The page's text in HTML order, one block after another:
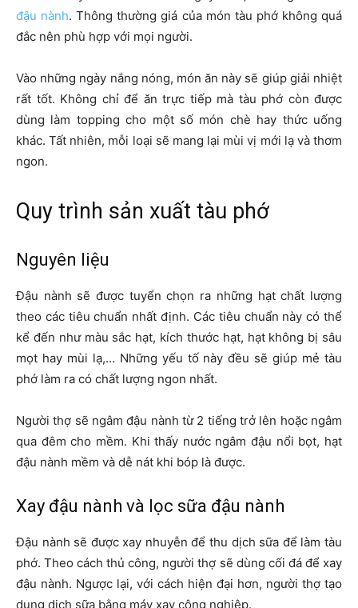
đậu nành. Thông thường giá của món tàu phớ không quá
đắc nên phù hợp với mọi người.
Vào những ngày nắng nóng, món ăn này sẽ giúp giải nhiệt
rất tốt. Không chỉ để ăn trực tiếp mà tàu phớ còn được
dùng làm topping cho một số món chè hay thức uống
khác. Tất nhiên, mỗi loại sẽ mang lại mùi vị mới lạ và thơm
ngon.
Quy trình sản xuất tàu phớ
Nguyên liệu
Đậu nành sẽ được tuyển chọn ra những hạt chất lượng
theo các tiêu chuẩn nhất định. Các tiêu chuẩn này có thể
kể đến như màu sắc hạt, kích thước hạt, hạt không bị sâu
mọt hay mùi lạ,… Những yếu tố này đều sẽ giúp mẻ tàu
phớ làm ra có chất lượng ngon nhất.
Người thợ sẽ ngâm đậu nành từ 2 tiếng trở lên hoặc ngâm
qua đêm cho mềm. Khi thấy nước ngâm đậu nổi bọt, hạt
đậu nành mềm và dễ nát khi bóp là được.
Xay đậu nành và lọc sữa đậu nành
Đậu nành sẽ được xay nhuyễn để thu dịch sữa để làm tàu
phớ. Theo cách thủ công, người thợ sẽ dùng cối đá để xay
đậu nành. Ngược lại, với cách hiện đại hơn, người thợ tạo
dung dịch sữa bằng máy xay công nghiệp.